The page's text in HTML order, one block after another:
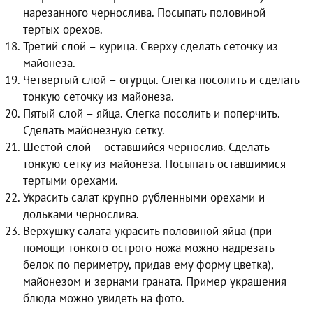
нарезанного чернослива. Посыпать половиной
тертых орехов.
Третий слой – курица. Сверху сделать сеточку из
майонеза.
Четвертый слой – огурцы. Слегка посолить и сделать
тонкую сеточку из майонеза.
Пятый слой – яйца. Слегка посолить и поперчить.
Сделать майонезную сетку.
Шестой слой – оставшийся чернослив. Сделать
тонкую сетку из майонеза. Посыпать оставшимися
тертыми орехами.
Украсить салат крупно рубленными орехами и
дольками чернослива.
Верхушку салата украсить половиной яйца (при
помощи тонкого острого ножа можно надрезать
белок по периметру, придав ему форму цветка),
майонезом и зернами граната. Пример украшения
блюда можно увидеть на фото.